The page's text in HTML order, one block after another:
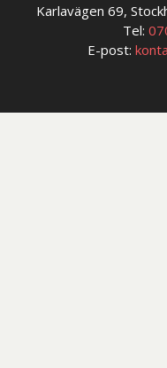
Karlavägen 69,
Tel:
E-post: